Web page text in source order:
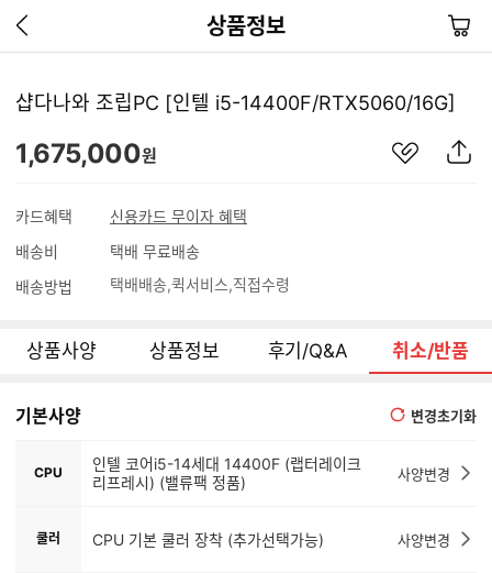
상품정보
이
지
기
장
바
샵다나와 조립PC [인텔 i5-14400F/RTX5060/16G]
1,675,000원
카드혜택
신용카드 무이자 혜택
배송비
택배 무료배송
배송방법
택배배송 퀵서비스 직접수령
상품사양 상품정보 후기/Q&A 취소/반품
기본사양 변경초기화
CPU
인텔 코어i5-14세대 14400F (랩터레이크
리프레시) (밸류팩 정품)
사양변경
쿨러 CPU 기본 쿨러 장착 (추가선택가능) 사양변경